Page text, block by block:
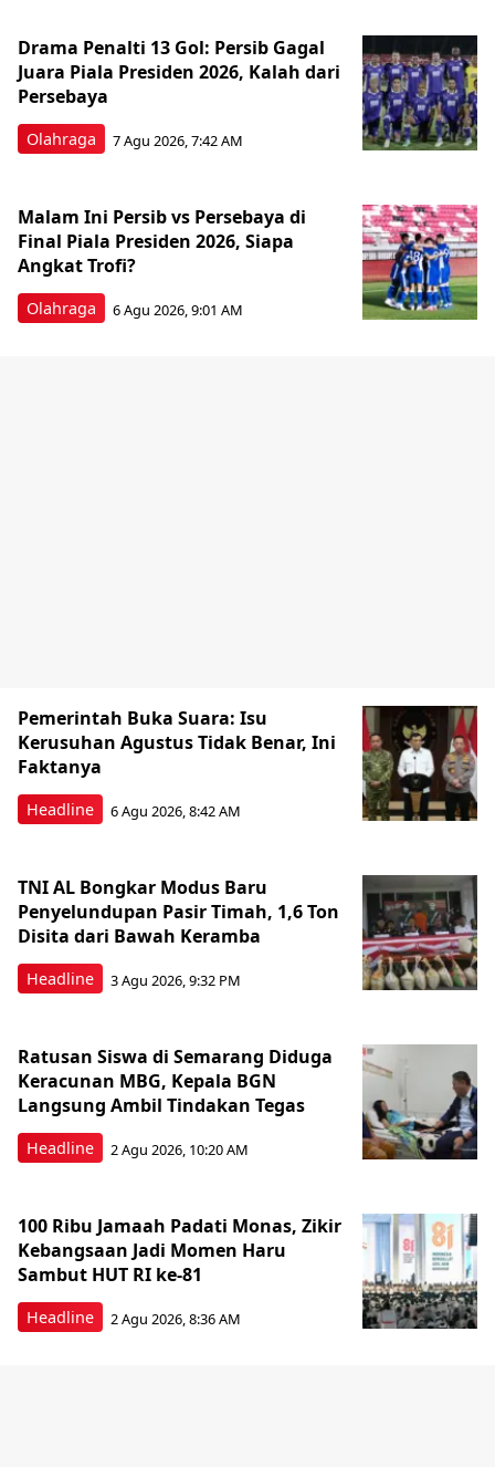
Olahraga
Drama Penalti 13 Gol: Persib Gagal
Juara Piala Presiden 2026, Kalah dari
Persebaya
7 Agu 2026, 7:42 AM
Olahraga
Malam Ini Persib vs Persebaya di
Final Piala Presiden 2026, Siapa
Angkat Trofi?
6 Agu 2026, 9:01 AM
Headline
Pemerintah Buka Suara: Isu
Kerusuhan Agustus Tidak Benar, Ini
Faktanya
6 Agu 2026, 8:42 AM
Headline
TNI AL Bongkar Modus Baru
Penyelundupan Pasir Timah, 1,6 Ton
Disita dari Bawah Keramba
3 Agu 2026, 9:32 PM
Headline
Ratusan Siswa di Semarang Diduga
Keracunan MBG, Kepala BGN
Langsung Ambil Tindakan Tegas
2 Agu 2026, 10:20 AM
Headline
100 Ribu Jamaah Padati Monas, Zikir
Kebangsaan Jadi Momen Haru
Sambut HUT RI ke-81
2 Agu 2026, 8:36 AM